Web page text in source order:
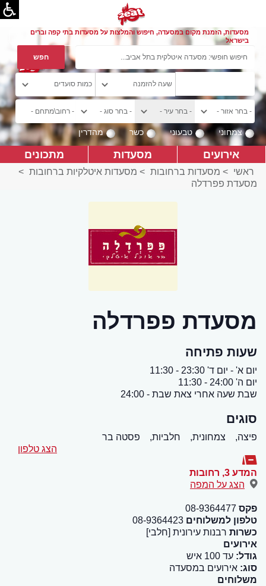
מסעדות, הזמנת מקום במסעדה, חיפוש והמלצות על מסעדות בתי קפה וברים
בישראל
צמחוני טבעוני כשר מהדרין
אירועים מסעדות מתכונים
ראשי > מסעדות ברחובות > מסעדות איטלקיות ברחובות >
מסעדת פפרדלה
מסעדת פפרדלה
שעות פתיחה
יום א' - יום ד' 23:30 - 11:30
יום ה' 24:00 - 11:30
שבת שעה אחרי צאת שבת - 24:00
סוגים
פיצה, צמחונית, חלביות,
פסטה בר
הצג טלפון
המדע 3 , רחובות
הצג על המפה
פקס 08-9364477
טלפון למשלוחים 08-9364423
כשרות רבנות עירונית [חלבי]
אירועים
גודל: עד 100 איש
סוג: אירועים במסעדה
משלוחים